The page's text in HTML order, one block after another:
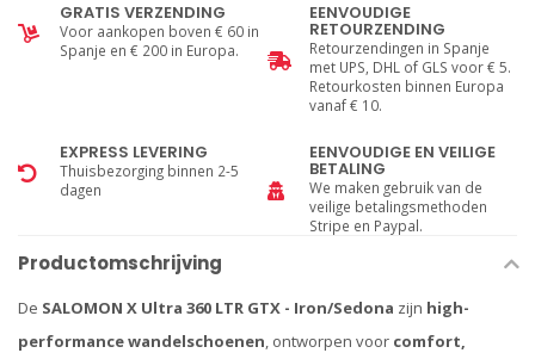
GRATIS VERZENDING
Voor aankopen boven € 60 in
Spanje en € 200 in Europa.
EENVOUDIGE
RETOURZENDING
Retourzendingen in Spanje
met UPS, DHL of GLS voor € 5.
Retourkosten binnen Europa
vanaf € 10.
EXPRESS LEVERING
Thuisbezorging binnen 2-5
dagen
EENVOUDIGE EN VEILIGE
BETALING
We maken gebruik van de
veilige betalingsmethoden
Stripe en Paypal.
Productomschrijving
De SALOMON X Ultra 360 LTR GTX - Iron/Sedona zijn high-
performance wandelschoenen, ontworpen voor comfort,